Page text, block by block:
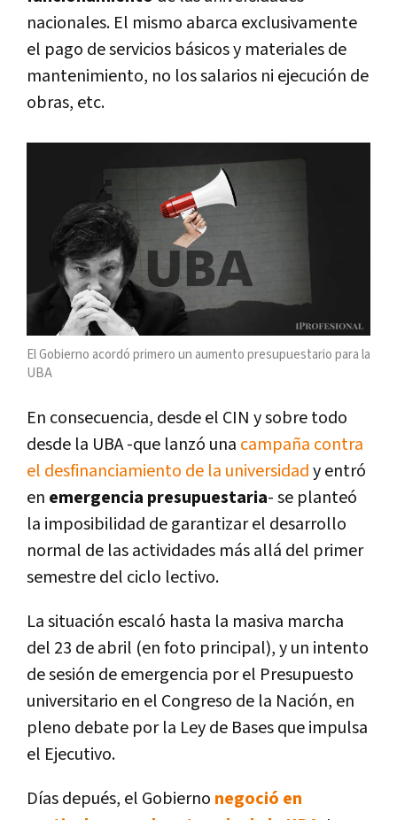
nacionales. El mismo abarca exclusivamente
el pago de servicios básicos y materiales de
mantenimiento, no los salarios ni ejecución de
obras, etc.
El Gobierno acordó primero un aumento presupuestario para la
UBA
En consecuencia, desde el CIN y sobre todo
desde la UBA -que lanzó una campaña contra
el desfinanciamiento de la universidady entró
en emergencia presupuestaria- se planteó
la imposibilidad de garantizar el desarrollo
normal de las actividades más allá del primer
semestre del ciclo lectivo.
La situación escaló hasta la masiva marcha
del 23 de abril (en foto principal), y un intento
de sesión de emergencia por el Presupuesto
universitario en el Congreso de la Nación, en
pleno debate por la Ley de Bases que impulsa
el Ejecutivo.
Días depués, el Gobierno negoció en